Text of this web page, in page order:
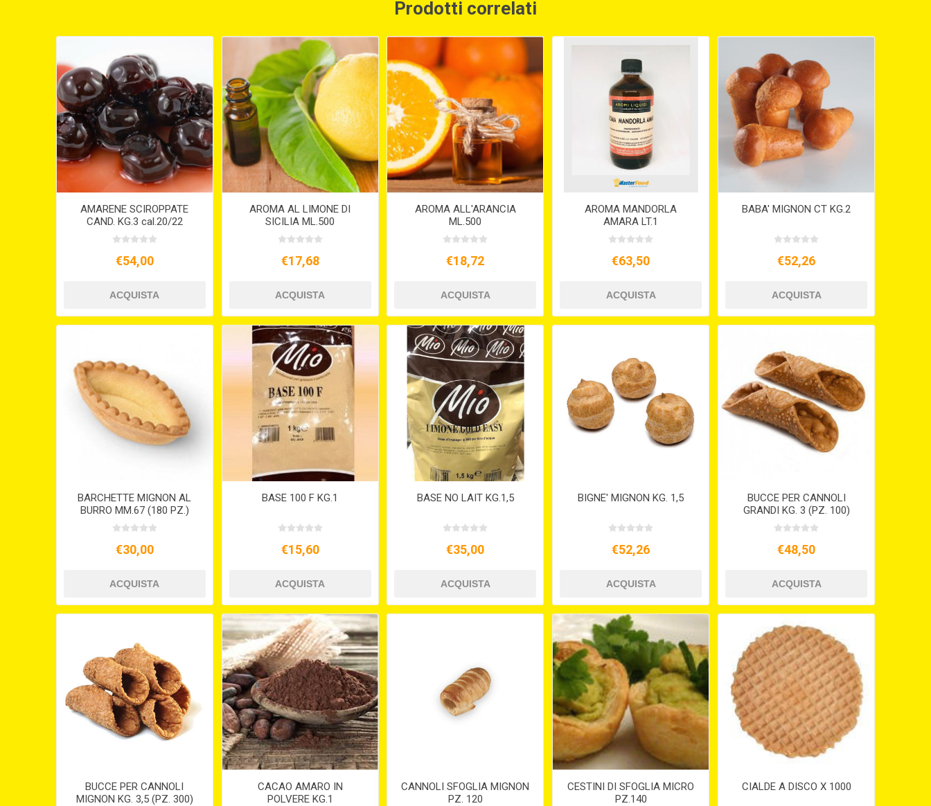
Prodotti correlati
AMARENE SCIROPPATE
CAND. KG.3 cal.20/22
€54,00
AROMA AL LIMONE DI
SICILIA ML.500
€17,68
AROMA ALL'ARANCIA
ML.500
€18,72
AROMA MANDORLA
AMARA LT.1
€63,50
BABA' MIGNON CT KG.2
€52,26
BARCHETTE MIGNON AL
BURRO MM.67 (180 PZ.)
€30,00
BASE 100 F KG.1
€15,60
BASE NO LAIT KG.1,5
€35,00
BIGNE' MIGNON KG. 1,5
€52,26
BUCCE PER CANNOLI
GRANDI KG. 3 (PZ. 100)
€48,50
BUCCE PER CANNOLI
MIGNON KG. 3,5 (PZ. 300)
CACAO AMARO IN
POLVERE KG.1
CANNOLI SFOGLIA MIGNON
PZ. 120
CESTINI DI SFOGLIA MICRO
PZ.140
CIALDE A DISCO X 1000